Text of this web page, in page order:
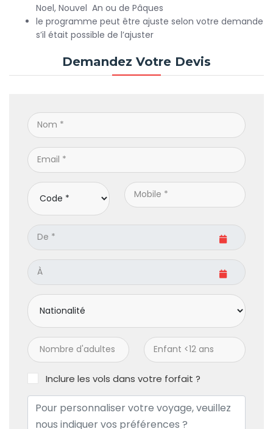
Noel, Nouvel An ou de Pâques
le programme peut être ajuste selon votre demande
s’il était possible de l’ajuster
Demandez Votre Devis
Inclure les vols dans votre forfait ?